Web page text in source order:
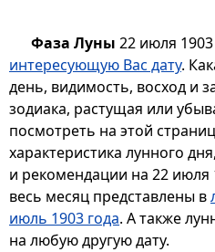
Фаза Луны 22 июля
интересующую Вас дату.
день, видимость, восход и
зодиака, растущая или
посмотреть на этой
характеристика лунного
и рекомендации на 22
весь месяц представлены в
июль 1903 года. А также
на любую другую дату.